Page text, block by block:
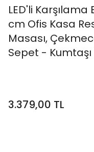
LED'li Karşılama
cm Ofis Kasa
Masası,
Sepet -
3.379,00 TL